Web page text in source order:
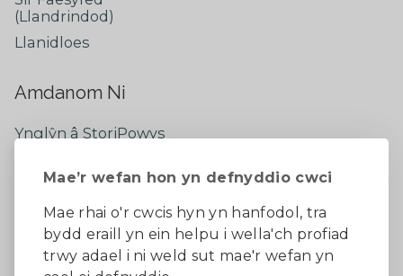
Mae’r wefan hon yn defnyddio cwci
Mae rhai o'r cwcis hyn yn hanfodol, tra
bydd eraill yn ein helpu i wella'ch profiad
trwy adael i ni weld sut mae'r wefan yn
(Llandrindod)
Llanidloes
Amdanom Ni
Ynglŷn â StoriPowys
Newyddion Diweddaraf
Dywedwch eich barn
Facebook